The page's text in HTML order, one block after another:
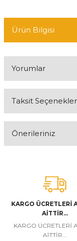
Ürün Bilgisi
Yorumlar
Taksit
Önerileriniz
tarafımıza iletebilirsiniz.
Görüş ve önerileriniz
Ürün resmi
Ürün
Ürün bilgilerinde
KARGO ÜCRETLERİ
AİTTİR...
KARGO ÜCRETLERİ
AİTTİR...